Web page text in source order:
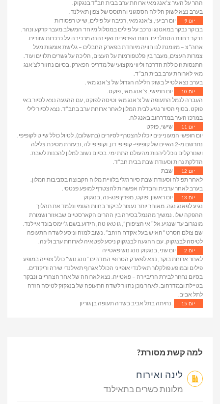
ההר על העיר צ’אנג מאי ארוחת ערב בבית חב”ד בנגקוק.
בערב נצא לשוק הלילה הססגוני והתוסס של צפון תאילנד.
יום 9
יום רביעי, צ’אנג מאי, רכיבה על פילים, שייט רפסודות
בבוקר נבקר במאטנג ונרכב על פילים במסלול מיוחד המשלב מעבר קרקע ונהר.
נבקר בחוות הסחלבים. חוות הפרפרים ואף נהנה מרכיבה על כרכרות שוורים.
אחה”צ – מזומנת לנו חוויה מיוחדת בפארק החבלים – גלישת אומגות מעל
צמרות העצים, מעבר בין פלטפורמות על העצים, הליכה על גשרים תלויים ועוד.
התנסות זו כוללת הדרכה וליווי מקצועי של מדריכי הפארק. בסיום נחזור לצ’אנג
מאי לארוחת ערב בבית חב”ד.
בערב נצא לטייל בשוק הלילה הגדול של צ’אנג מאי.
יום 10
יום חמישי, צ’אנג מאי, פוקט.
העברה לנמל התעופה של צ’אנג מאי וטיסה לפוקט, עם ההגעה נצא לסיור באי
פוקט. בסוף הסיור נגיע לבית המלון לאחר ארוחת ערב בחב”ד. נצא לסיור לילי
במרכז העיר במדרחוב באנג לה.
יום 11
שישי, פוקט
יום חופשי המעוניינים יוכלו להצטרף לסיורים (בתשלום). לטיול כולל שייט לקופיפי.
נתרשם מ-2 האיים של קופיפי- קופיפי דון, וקופיפי לה, ובעזרת מסיכת צלילה
ושנורקלים נוכל ליהנות מהעולם התת ימי. בסיום נשוב למלון להכנות לשבת.
הדלקת נרות וסעודת שבת בבית חב”ד.
יום 12
שבת
לאחר תפילה וסעודת שבת סיור רגלי בלוויית מלוה הקבוצה בסביבות המלון.
בערב לאחר ערבית והבדלה אפשרות להצטרף למופע פנטסי.
יום 13
יום ראשון, פוקט, מפרץ פנג-נה, בנגקוק
נגיע לפאנג נגה. מאוחר יותר נעצור לביקור בחוות הגומי ונלמד את תהליך
ההפקה שלו. נמשיך מהנמל בסירה בין ההרים הקארסטיים שבאזור ושמורת
מונגרוב עד שנגיע אל “אי הציפורן”, גו טאו טה, הידוע בשם ג’יימס בונד איילנד.
שם צולם הסרט “האיש בעל אקדח הזהב”. נשוב למזח וניסע לשדה התעופה
לטיסה לבנגקוק. עם ההגעה לבנגקוק ניסע לפטאיה לארוחת ערב ולינה.
יום 2
יום שני, בנגקוק נונג נוש פאטייה
לאחר ארוחת בוקר, נצא לפארק הטרופי המדהים “נונג נוש” כולל צפייה במופע
פילים ובמופע פולקלור תאילנדי אופייני הכולל אגרוף תאילנדי שירה וריקודים.
בסיום נחזור לבירת הריביירה – פאטייה. נצא לארוחה של אחר הצהריים ונבקר
בטיילת ובמדרחוב. לאחר מכן נחזור לשדה התעופה של בנגקוק לטיסה חזרה
לתל אביב.
יום 15 . נחיתה בתל אביב בשדה תעופה בן גוריון
למה קשת מסורת?
לינה ואירוח
מלונות כשרים בתאילנד